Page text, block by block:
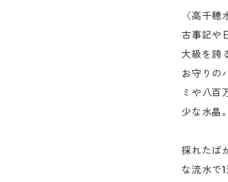
〈高千穂
古事記や
大級を誇
お守りの
ミや八百
少な水晶。
採れたば
な流水で